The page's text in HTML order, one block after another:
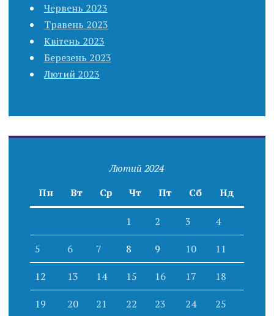
Червень 2023
Травень 2023
Квітень 2023
Березень 2023
Лютий 2023
Лютий 2024
Пн
Вт Ср Чт Пт Сб Нд
1 2 3 4
5 6 7 8 9 10 11
12 13 14 15 16 17 18
19 20 21 22 23 24 25